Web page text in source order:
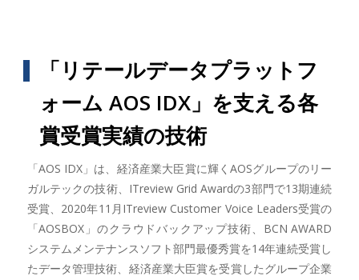
「リテールデータプラットフ
ォーム AOS IDX」を支える各
賞受賞実績の技術
「AOS IDX」は、経済産業大臣賞に輝くAOSグループのリー
ガルテックの技術、ITreview Grid Awardの3部門で13期連続
受賞、2020年11月ITreview Customer Voice Leaders受賞の
「AOSBOX」のクラウドバックアップ技術、BCN AWARD
システムメンテナンスソフト部門最優秀賞を14年連続受賞し
たデータ管理技術、経済産業大臣賞を受賞したグループ企業